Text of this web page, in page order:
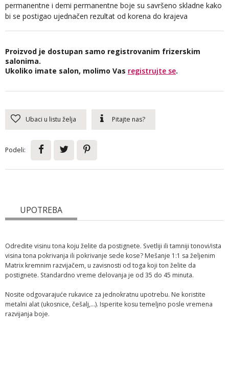
permanentne i demi permanentne boje su savršeno skladne kako
bi se postigao ujednačen rezultat od korena do krajeva
Proizvod je dostupan samo registrovanim frizerskim
salonima.
Ukoliko imate salon, molimo Vas registrujte se.
Ubaci u listu želja Pitajte nas?
Podeli:
UPOTREBA
Odredite visinu tona koju želite da postignete. Svetliji ili tamniji tonovi/ista
visina tona pokrivanja ili pokrivanje sede kose? Mešanje 1:1 sa željenim
Matrix kremnim razvijačem, u zavisnosti od toga koji ton želite da
postignete. Standardno vreme delovanja je od 35 do 45 minuta.
Nosite odgovarajuće rukavice za jednokratnu upotrebu. Ne koristite
metalni alat (ukosnice, češalj,...). Isperite kosu temeljno posle vremena
razvijanja boje.